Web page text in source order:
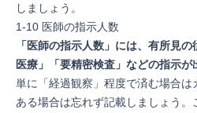
しましょう。
1-10 医師の指示人数
「医師の指示人数」には、有所見
医療」「要精密検査」などの指示が
単に「経過観察」程度で済む場合
ある場合は忘れず記載しましょう。